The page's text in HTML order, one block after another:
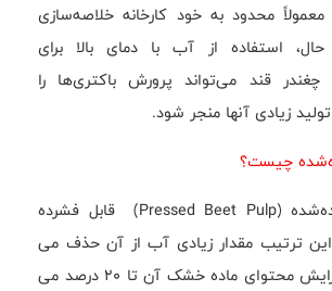
معمولاً محدود به خود کارخانه خلاصه‌سازی
استفاده از آب با دمای بالا برای
قند می‌تواند پرورش باکتری‌ها را
زیادی آنها منجر شود.
چیست؟
تفاله چغندر فشرده‌شده (Pressed Beet Pulp) قابل فشرده
ترتیب مقدار زیادی آب از آن حذف می
شود، که باعث افزایش محتوای ماده خشک آن تا ۲۰ درصد می